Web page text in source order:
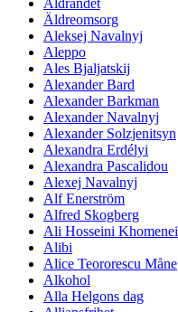
Äldreomsorg
Aleksej Navalnyj
Aleppo
Ales Bjaljatskij
Alexander Bard
Alexander Barkman
Alexander Navalnyj
Alexander Solzjenitsyn
Alexandra Erdélyi
Alexandra Pascalidou
Alexej Navalnyj
Alf Enerström
Alfred Skogberg
Ali Hosseini Khomenei
Alibi
Alice Teororescu Måne
Alkohol
Alla Helgons dag